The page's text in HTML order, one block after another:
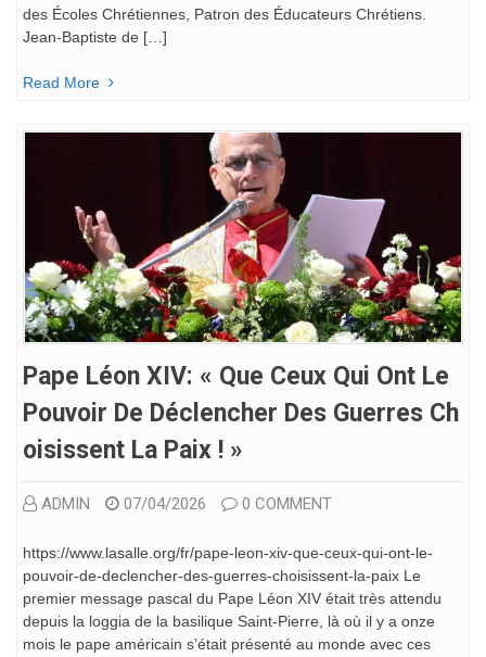
des Écoles Chrétiennes, Patron des Éducateurs Chrétiens.
Jean-Baptiste de […]
Read More
Pape Léon XIV: « Que Ceux Qui Ont Le
Pouvoir De Déclencher Des Guerres Ch
Oisissent La Paix ! »
ADMIN 07/04/2026 0 COMMENT
https://www.lasalle.org/fr/pape-leon-xiv-que-ceux-qui-ont-le-
pouvoir-de-declencher-des-guerres-choisissent-la-paix Le
premier message pascal du Pape Léon XIV était très attendu
depuis la loggia de la basilique Saint-Pierre, là où il y a onze
mois le pape américain s’était présenté au monde avec ces